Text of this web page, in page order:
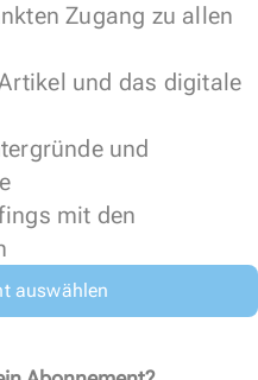
Zugang zu allen
und das digitale
und
mit den
auswählen